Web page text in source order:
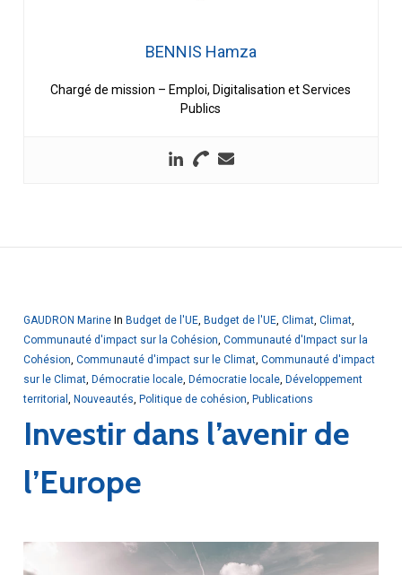
BENNIS Hamza
Chargé de mission – Emploi, Digitalisation et Services
Publics
GAUDRON Marine In Budget de l'UE, Budget de l'UE, Climat, Climat,
Communauté d'impact sur la Cohésion Communauté d'Impact sur la
Cohésion Communauté d'impact sur le Climat, Communauté d'impact
sur le Climat, Démocratie locale, Démocratie locale, Développement
territorial
Nouveautés Politique de cohésion Publications
Investir dans l’avenir de
l’Europe